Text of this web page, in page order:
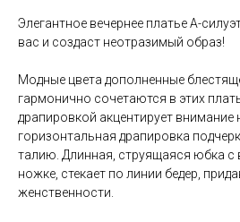
Элегантное вечернее платье А-
вас и создаст неотразимый образ!
Модные цвета дополненные
гармонично сочетаются в этих
драпировкой акцентирует внимание
горизонтальная драпировка
талию. Длинная, струящаяся юбка с
ножке, стекает по линии бедер,
женственности.